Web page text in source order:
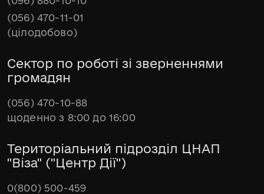
(056) 470-11-01
(цілодобово)
Сектор по роботі зі зверненнями
громадян
(056) 470-10-88
щоденно з 8:00 до 16:00
Територіальний підрозділ ЦНАП
"Віза" ("Центр Дії")
0(800) 500-459